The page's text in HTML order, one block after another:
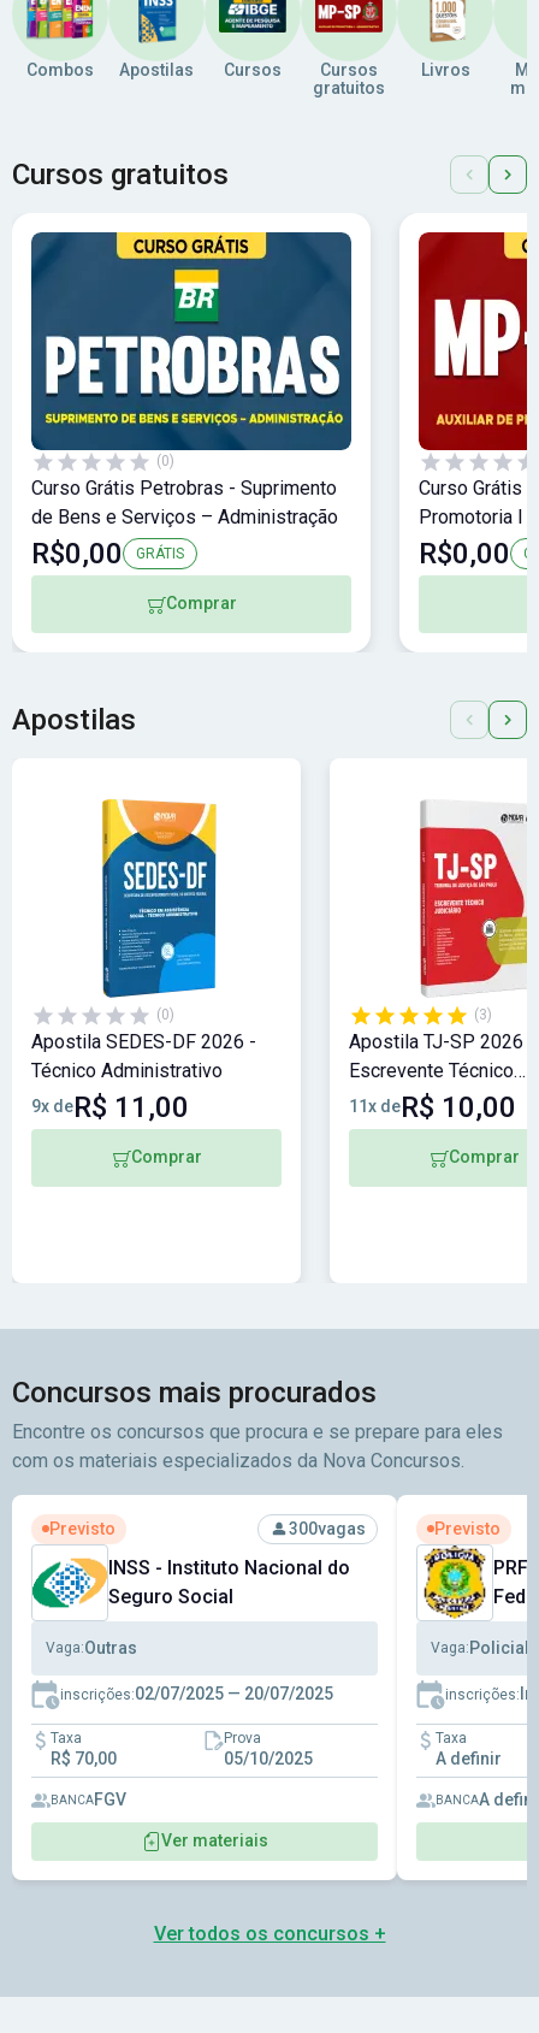
Combos Apostilas Cursos
Cursos
gratuitos
Livros
Cursos gratuitos
(0)
Curso Grátis Petrobras - Suprimento
de Bens e Serviços – Administração
R$0,00 GRÁTIS
Comprar
Curso Grátis
Promotoria I
R$0,00
Apostilas
(0)
Apostila SEDES-DF 2026 -
Técnico Administrativo
9x deR$ 11,00
Comprar
(3)
Apostila TJ-SP 2026 -
Escrevente Técnico
Judiciário
11x deR$ 10,00
Comprar
Concursos mais procurados
Encontre os concursos que procura e se prepare para eles
com os materiais especializados da Nova Concursos.
Ver concurso: INSS - Instituto Nacional do Seguro Social
Previsto 300vagas
INSS - Instituto Nacional do
Seguro Social
Vaga:Outras
inscrições:02/07/2025 — 20/07/2025
Taxa
R$ 70,00
Prova
05/10/2025
BANCAFGV
Ver materiais
Ver concurso:
Previsto
PRF
Vaga:Policial
inscrições:
Taxa
A definir
BANCAA
Ver todos os concursos +